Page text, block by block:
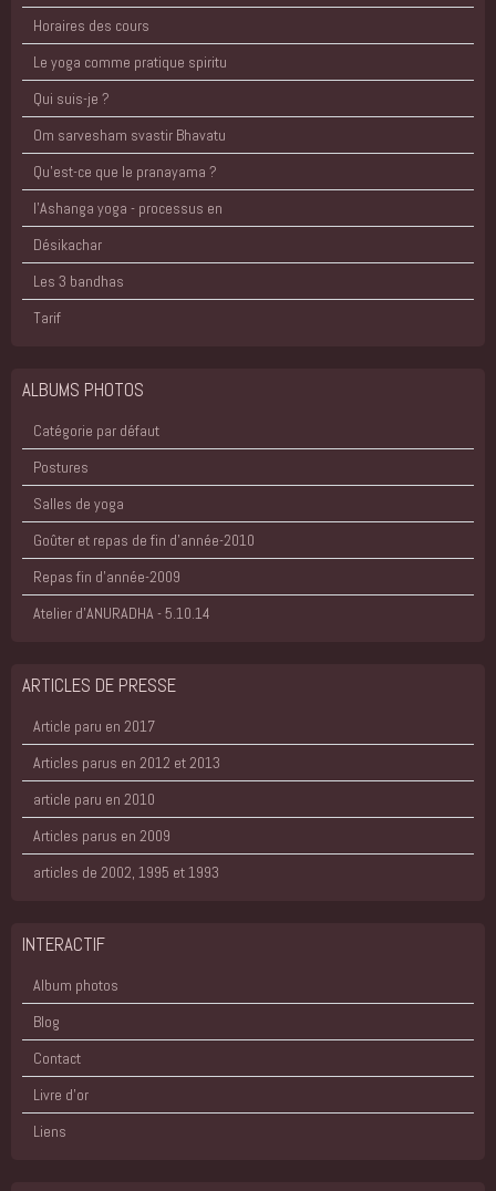
Horaires des cours
Le yoga comme pratique spiritu
Qui suis-je ?
Om sarvesham svastir Bhavatu
Qu'est-ce que le pranayama ?
l'Ashanga yoga - processus en
Désikachar
Les 3 bandhas
Tarif
ALBUMS PHOTOS
Catégorie par défaut
Postures
Salles de yoga
Goûter et repas de fin d'année-2010
Repas fin d'année-2009
Atelier d'ANURADHA - 5.10.14
ARTICLES DE PRESSE
Article paru en 2017
Articles parus en 2012 et 2013
article paru en 2010
Articles parus en 2009
articles de 2002, 1995 et 1993
INTERACTIF
Album photos
Blog
Contact
Livre d'or
Liens